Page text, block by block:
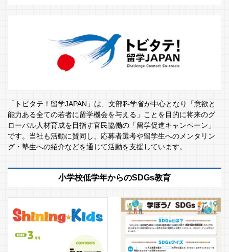
「トビタテ！留学JAPAN」は、文部科学省が中心となり「意欲と
能力ある全ての若者に留学機会を与える」ことを目的に将来のグ
ローバル人材育成を目指す官民協働の「留学促進キャンペーン」
です。当社も活動に賛同し、応募者選考や留学生へのメンタリン
グ・塾生への紹介などを通じて活動を支援しています。
小学校低学年からのSDGs教育